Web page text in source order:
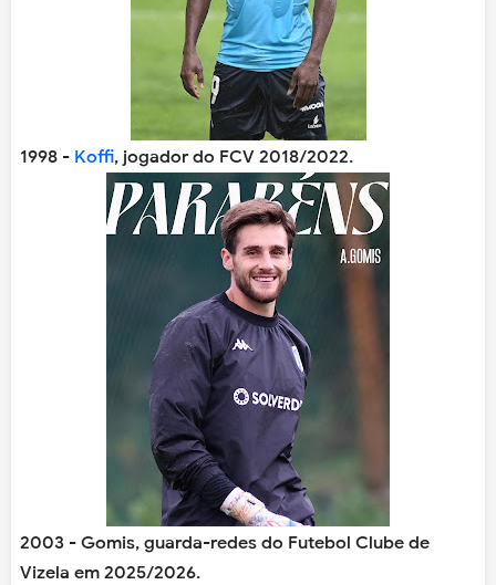
1998 - Koffi, jogador do FCV 2018/2022.
2003 - Gomis, guarda-redes do Futebol Clube de
Vizela em 2025/2026.